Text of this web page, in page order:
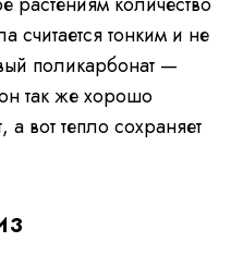
считается тонким и не
поликарбонат —
так же хорошо
а вот тепло сохраняет